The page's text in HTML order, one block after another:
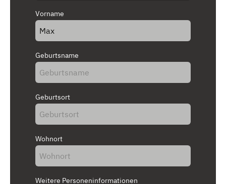
Vorname
Geburtsname
Geburtsort
Wohnort
Weitere Personeninformationen